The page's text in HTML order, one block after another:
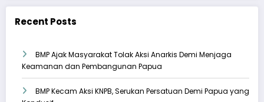
Recent Posts
BMP Ajak Masyarakat Tolak Aksi Anarkis Demi Menjaga
Keamanan dan Pembangunan Papua
BMP Kecam Aksi KNPB, Serukan Persatuan Demi Papua yang